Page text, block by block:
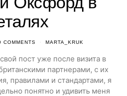
COMMENTS MARTA_KRUK
пост уже после визита в
партнерами, с их
правилами и стандартами, я
понятно и удивить меня